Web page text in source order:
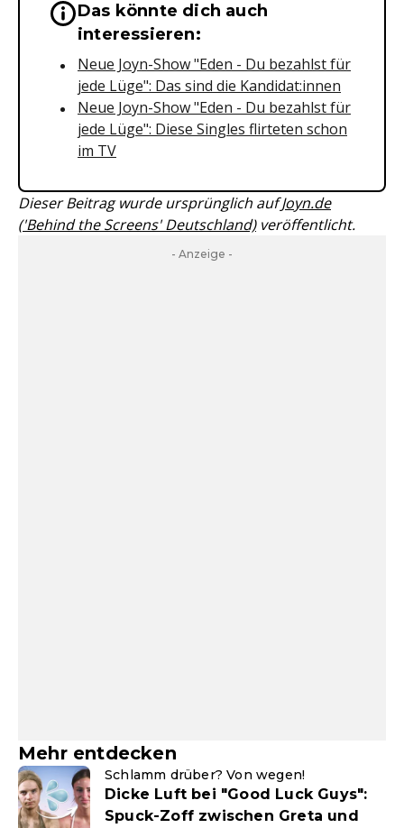
Wichtige Hinweise &
Das könnte dich auch
interessieren:
Neue Joyn-Show "Eden - Du bezahlst für
jede Lüge": Das sind die Kandidat:innen
Neue Joyn-Show "Eden - Du bezahlst für
jede Lüge": Diese Singles flirteten schon
im TV
Dieser Beitrag wurde ursprünglich aufJoyn.de
('Behind the Screens' Deutschland)veröffentlicht.
- Anzeige -
Mehr entdecken
Schlamm drüber? Von wegen!
Dicke Luft bei "Good Luck Guys":
Spuck-Zoff zwischen Greta und